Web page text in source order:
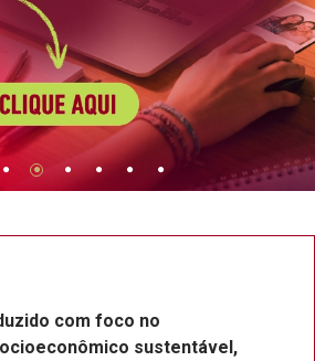
na Região Metropolitana do
participação de professores,